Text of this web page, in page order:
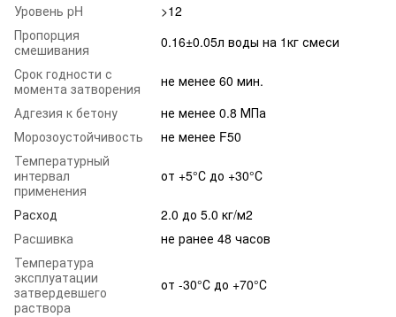
Уровень pH
>12
Пропорция
смешивания
0.16±0.05л воды на 1кг смеси
Срок годности с
момента затворения
не менее 60 мин.
Адгезия к бетону
не менее 0.8 МПа
Морозоустойчивость
не менее F50
Температурный
интервал
применения
от +5°С до +30°С
Расход
2.0 до 5.0 кг/м2
Расшивка
не ранее 48 часов
Температура
эксплуатации
затвердевшего
раствора
от -30°С до +70°С